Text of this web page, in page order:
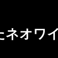
ネオワ